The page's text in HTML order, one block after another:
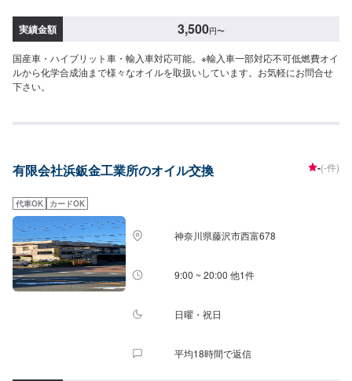
実績金額 3,500円〜
国産車・ハイブリット車・輸入車対応可能。※輸入車一部対応不可低燃費オイ
ルから化学合成油まで様々なオイルを取扱いしています。お気軽にお問合せ
下さい。
有限会社浜鈑金工業所のオイル交換 -(-件)
代車OK カードOK
神奈川県藤沢市西富678
9:00 ~ 20:00 他1件
日曜・祝日
平均18時間で返信